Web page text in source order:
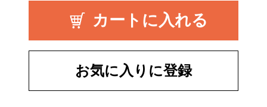
お気に入りに登録